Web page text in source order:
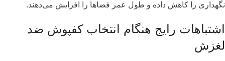
نگهداری را کاهش داده و طول عمر فضاها را افزایش می‌دهند.
اشتباهات رایج هنگام انتخاب کفپوش ضد
لغزش